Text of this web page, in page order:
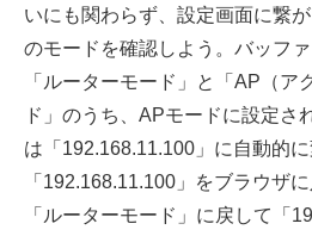
いにも関わらず、設定画面に繋
のモードを確認しよう。バッフ
「ルーターモード」と「AP（ア
ド」のうち、APモードに設定さ
は「192.168.11.100」に自動的
「192.168.11.100」をブラウザ
「ルーターモード」に戻して「